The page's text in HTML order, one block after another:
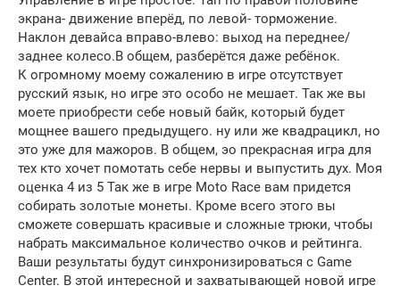
экрана- движение вперёд, по левой- торможение.
Наклон девайса вправо-влево: выход на переднее/
заднее колесо.В общем, разберётся даже ребёнок.
К огромному моему сожалению в игре отсутствует
русский язык, но игре это особо не мешает. Так же вы
моете приобрести себе новый байк, который будет
мощнее вашего предыдущего. ну или же квадрацикл, но
это уже для мажоров. В общем, эо прекрасная игра для
тех кто хочет помотать себе нервы и выпустить дух. Моя
оценка 4 из 5 Так же в игре Moto Race вам придется
собирать золотые монеты. Кроме всего этого вы
сможете совершать красивые и сложные трюки, чтобы
набрать максимальное количество очков и рейтинга.
Ваши результаты будут синхронизироваться с Game
Center. В этой интересной и захватывающей новой игре